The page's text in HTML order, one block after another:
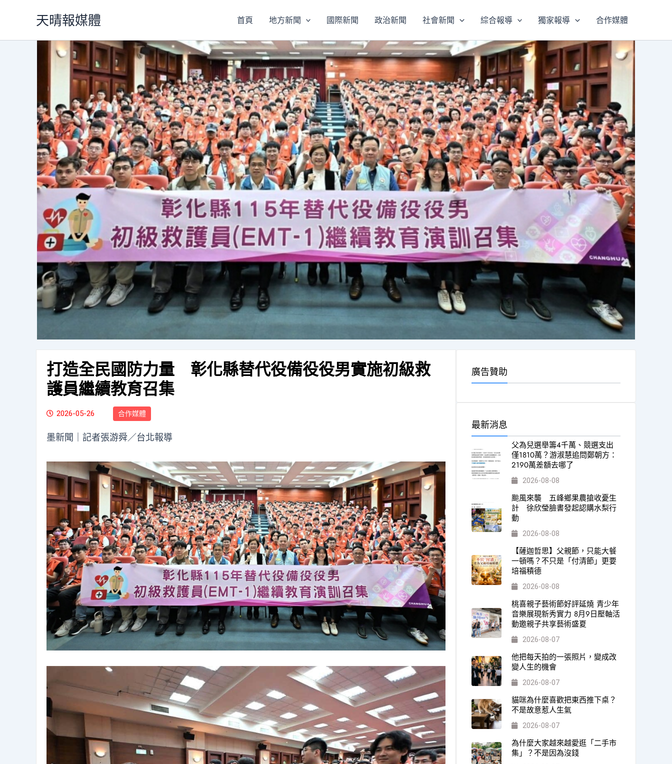
天晴報媒體 首頁 地方新聞 國際新聞 政治新聞 社會新聞 綜合報導 獨家報導 合作媒體
打造全民國防力量 彰化縣替代役備役役男實施初級救
護員繼續教育召集
2026-05-26 合作媒體
墨新聞 ｜記者張游舜／台北報導
廣告贊助
最新消息
父為兒選舉籌4千萬、競選支出
僅1810萬？游淑慧追問鄭朝方：
2190萬差額去哪了
2026-08-08
颱風來襲 五峰鄉果農搶收憂生
計 徐欣瑩臉書發起認購水梨行
動
2026-08-08
【薩迦哲思】父親節，只能大餐
一頓嗎？不只是「付清節」更要
培福積德
2026-08-08
桃喜親子藝術節好評延燒 青少年
音樂展現新秀實力 8月9日壓軸活
動邀親子共享藝術盛夏
2026-08-07
他把每天拍的一張照片，變成改
變人生的機會
2026-08-07
貓咪為什麼喜歡把東西推下桌？
不是故意惹人生氣
2026-08-07
為什麼大家越來越愛逛「二手市
集」？不是因為沒錢